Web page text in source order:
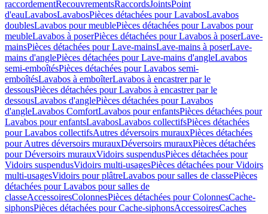
raccordementRecouvrementsRaccordsJointsPoint
d'eauLavabosLavabosPièces détachées pour LavabosLavabos
doublesLavabos pour meublePièces détachées pour Lavabos pour
meubleLavabos à poserPièces détachées pour Lavabos à poserLave-
mainsPièces détachées pour Lave-mainsLave-mains à poserLave-
mains d'anglePièces détachées pour Lave-mains d'angleLavabos
semi-emboîtésPièces détachées pour Lavabos semi-
emboîtésLavabos à emboîterLavabos à encastrer par le
dessousPièces détachées pour Lavabos à encastrer par le
dessousLavabos d'anglePièces détachées pour Lavabos
d'angleLavabos ComfortLavabos pour enfantsPièces détachées pour
Lavabos pour enfantsLavabosLavabos collectifsPièces détachées
pour Lavabos collectifsAutres déversoirs murauxPièces détachées
pour Autres déversoirs murauxDéversoirs murauxPièces détachées
pour Déversoirs murauxVidoirs suspendusPièces détachées pour
Vidoirs suspendusVidoirs multi-usagesPièces détachées pour Vidoirs
multi-usagesVidoirs pour plâtreLavabos pour salles de classePièces
détachées pour Lavabos pour salles de
classeAccessoiresColonnesPièces détachées pour ColonnesCache-
siphonsPièces détachées pour Cache-siphonsAccessoiresCaches